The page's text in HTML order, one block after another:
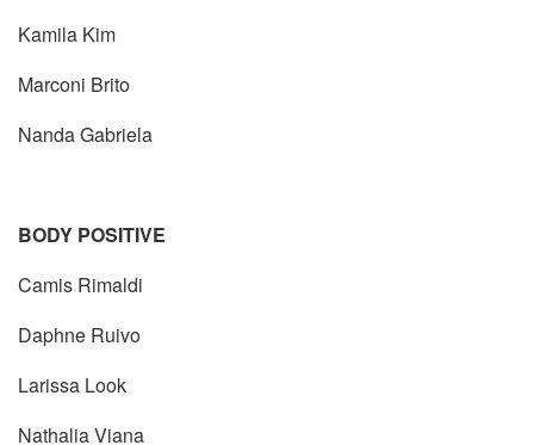
Kamila Kim
Marconi Brito
Nanda Gabriela
BODY POSITIVE
Camis Rimaldi
Daphne Ruivo
Larissa Look
Nathalia Viana